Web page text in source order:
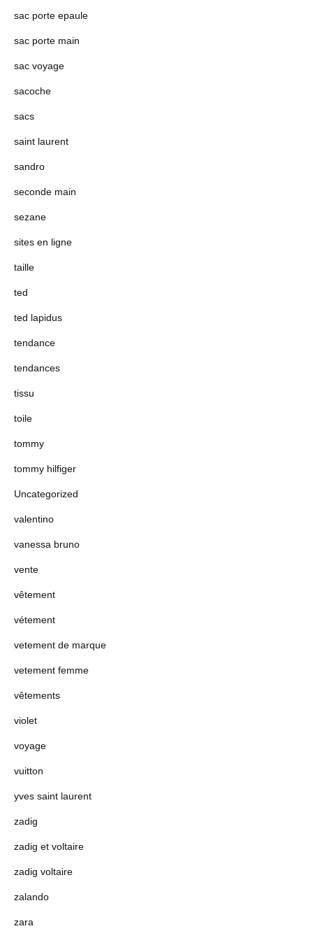
sac porte epaule
sac porte main
sac voyage
sacoche
sacs
saint laurent
sandro
seconde main
sezane
sites en ligne
taille
ted
ted lapidus
tendance
tendances
tissu
toile
tommy
tommy hilfiger
Uncategorized
valentino
vanessa bruno
vente
vêtement
vétement
vetement de marque
vetement femme
vêtements
violet
voyage
vuitton
yves saint laurent
zadig
zadig et voltaire
zadig voltaire
zalando
zara